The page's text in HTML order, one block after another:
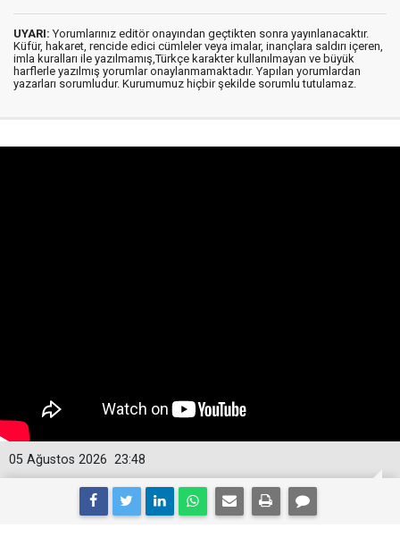
UYARI: Yorumlarınız editör onayından geçtikten sonra yayınlanacaktır.
Küfür, hakaret, rencide edici cümleler veya imalar, inançlara saldırı içeren,
imla kuralları ile yazılmamış,Türkçe karakter kullanılmayan ve büyük
harflerle yazılmış yorumlar onaylanmamaktadır. Yapılan yorumlardan
yazarları sorumludur. Kurumumuz hiçbir şekilde sorumlu tutulamaz.
23:48
05 Ağustos 2026